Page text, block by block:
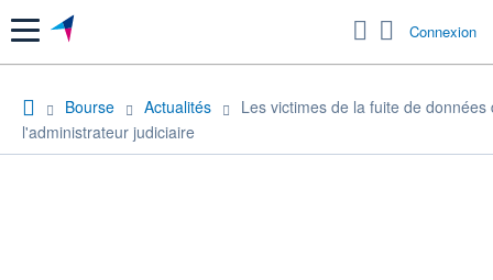
Menu Connexion
Bourse Actualités
Les victimes de la fuite de
l'administrateur judiciaire